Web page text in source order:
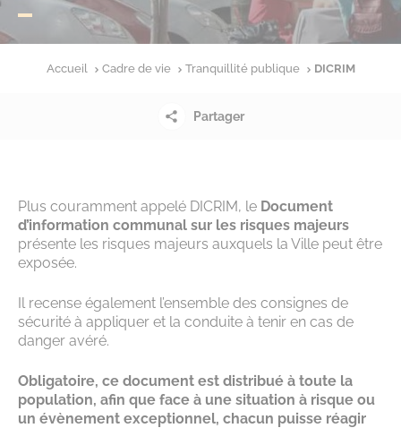
Accueil Cadre de vie Tranquillité publique DICRIM
Partager
Plus couramment appelé DICRIM, le Document
d’information communal sur les risques majeurs
présente les risques majeurs auxquels la Ville peut être
exposée.
Il recense également l’ensemble des consignes de
sécurité à appliquer et la conduite à tenir en cas de
danger avéré.
Obligatoire, ce document est distribué à toute la
population, afin que face à une situation à risque ou
un évènement exceptionnel, chacun puisse réagir